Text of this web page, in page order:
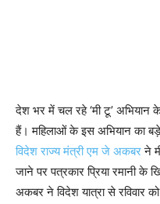
देश भर में चल रहे ‘मी टू’ अभियान
हैं। महिलाओं के इस अभियान का बड़े
विदेश राज्य मंत्री एम जे अकबरने
जाने पर पत्रकार प्रिया रमानी के
अकबर ने विदेश यात्रा से